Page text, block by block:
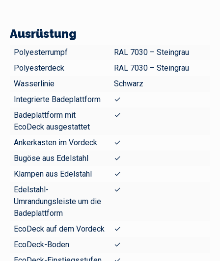
Ausrüstung
Polyesterrumpf
RAL 7030 – Steingrau
Polyesterdeck
RAL 7030 – Steingrau
Wasserlinie
Schwarz
Integrierte Badeplattform
✓
Badeplattform mit
EcoDeck ausgestattet
✓
Ankerkasten im Vordeck
✓
Bugöse aus Edelstahl
✓
Klampen aus Edelstahl
✓
Edelstahl-
Umrandungsleiste um die
Badeplattform
✓
EcoDeck auf dem Vordeck
✓
EcoDeck-Boden
✓